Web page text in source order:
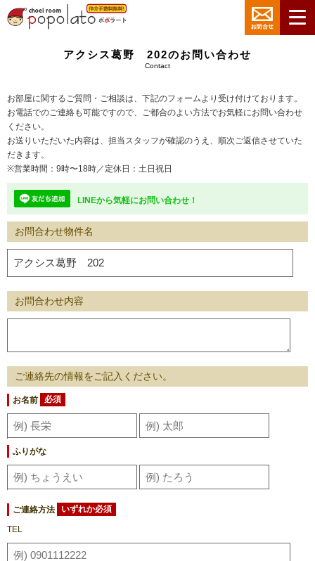
アクシス葛野 202のお問い合わせ
Contact
お部屋に関するご質問・ご相談は、下記のフォームより受け付けております。
お電話でのご連絡も可能ですので、ご都合のよい方法でお気軽にお問い合わせ
ください。
お送りいただいた内容は、担当スタッフが確認のうえ、順次ご返信させていた
だきます。
※営業時間：9時〜18時／定休日：土日祝日
LINEから気軽にお問い合わせ！
お問合わせ物件名
お問合わせ内容
ご連絡先の情報をご記入ください。
お名前 必須
ふりがな
ご連絡方法
いずれか必須
TEL